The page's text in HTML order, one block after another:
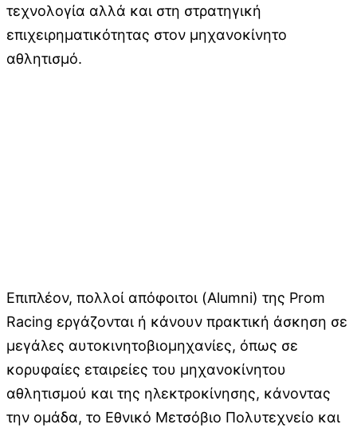
τεχνολογία αλλά και στη στρατηγική
επιχειρηματικότητας στον μηχανοκίνητο
αθλητισμό.
Επιπλέον, πολλοί απόφοιτοι (Alumni) της Prom
Racing εργάζονται ή κάνουν πρακτική άσκηση σε
μεγάλες αυτοκινητοβιομηχανίες, όπως σε
κορυφαίες εταιρείες του μηχανοκίνητου
αθλητισμού και της ηλεκτροκίνησης, κάνοντας
την ομάδα, το Εθνικό Μετσόβιο Πολυτεχνείο και